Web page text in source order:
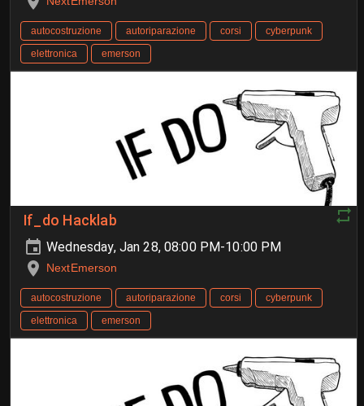
autocostruzione autoriparazione corsi
cyberpunk
elettronica
emerson
If_do Hacklab
Wednesday, Jan 28, 08:00 PM-10:00 PM
NextEmerson
autocostruzione autoriparazione corsi
cyberpunk
elettronica
emerson